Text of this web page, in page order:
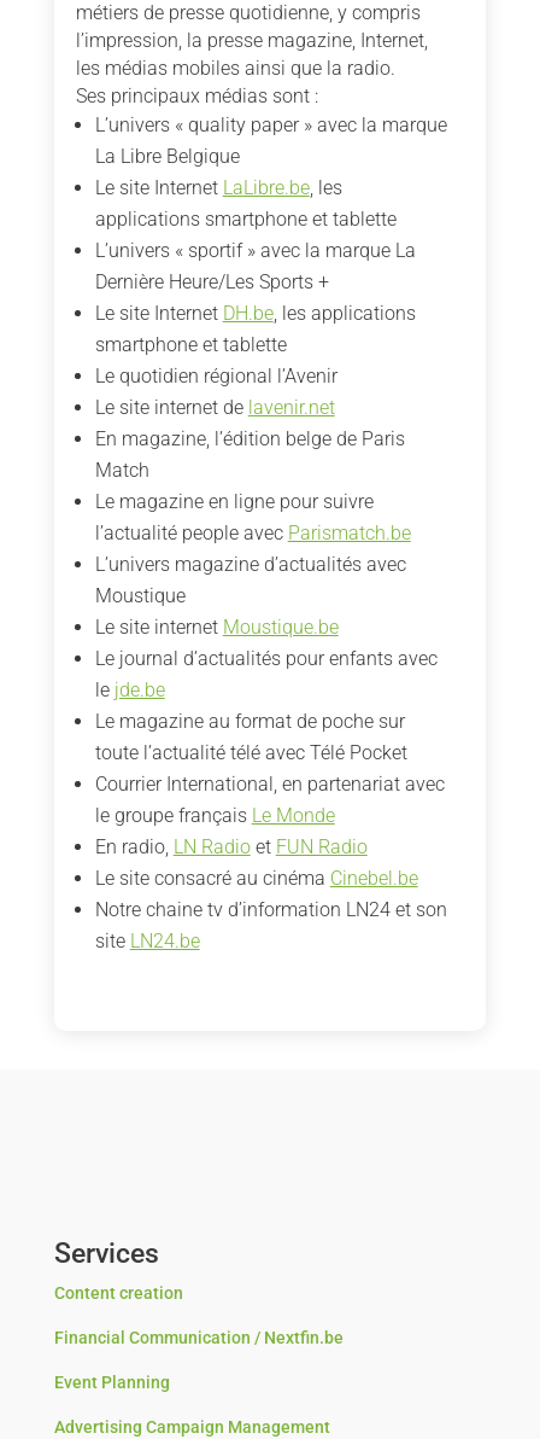
métiers de presse quotidienne, y compris
l’impression, la presse magazine, Internet,
les médias mobiles ainsi que la radio.
Ses principaux médias sont :
L’univers « quality paper » avec la marque
La Libre Belgique
Le site Internet LaLibre.be, les
applications smartphone et tablette
L’univers « sportif » avec la marque La
Dernière Heure/Les Sports +
Le site Internet DH.be, les applications
smartphone et tablette
Le quotidien régional l’Avenir
Le site internet de lavenir.net
En magazine, l’édition belge de Paris
Match
Le magazine en ligne pour suivre
l’actualité people avec Parismatch.be
L’univers magazine d’actualités avec
Moustique
Le site internet Moustique.be
Le journal d’actualités pour enfants avec
le jde.be
Le magazine au format de poche sur
toute l’actualité télé avec Télé Pocket
Courrier International, en partenariat avec
le groupe français Le Monde
En radio, LN Radioet FUN Radio
Le site consacré au cinéma Cinebel.be
Notre chaine tv d’information LN24 et son
site LN24.be
Services
Content creation
Financial Communication / Nextfin.be
Event Planning
Advertising Campaign Management